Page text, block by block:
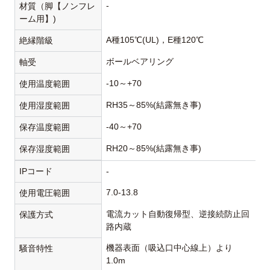
材質（脚【ノンフレ
ーム用】)
-
絶縁階級 A種105℃(UL)，E種120℃
軸受 ボールベアリング
使用温度範囲 -10～+70
使用湿度範囲 RH35～85%(結露無き事)
保存温度範囲 -40～+70
保存湿度範囲 RH20～85%(結露無き事)
IPコード -
使用電圧範囲 7.0-13.8
保護方式
電流カット自動復帰型、逆接続防止回
路内蔵
騒音特性
機器表面（吸込口中心線上）より
1.0m